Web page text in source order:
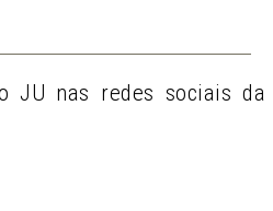
JU nas redes sociais da